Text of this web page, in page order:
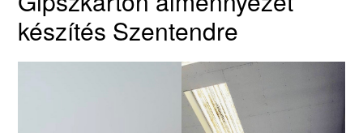
készítés Szentendre